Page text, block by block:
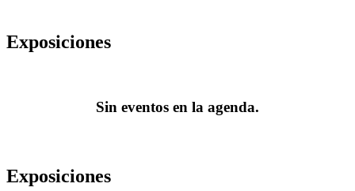
Exposiciones
Sin eventos en la agenda.
Exposiciones